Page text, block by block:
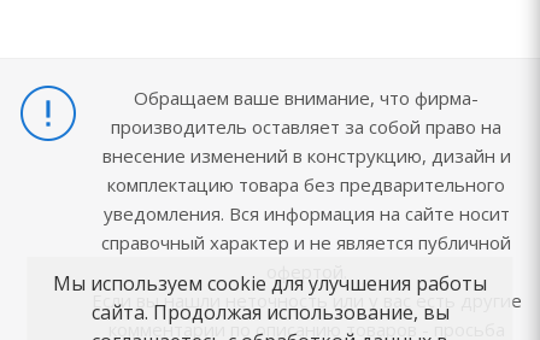
Обращаем ваше внимание, что фирма-
производитель оставляет за собой право на
внесение изменений в конструкцию, дизайн и
комплектацию товара без предварительного
уведомления. Вся информация на сайте носит
справочный характер и не является публичной
Если вы нашли неточность или у вас есть другие
комментарии по описанию товаров - просьба
Мы используем cookie для улучшения работы
сайта. Продолжая использование, вы